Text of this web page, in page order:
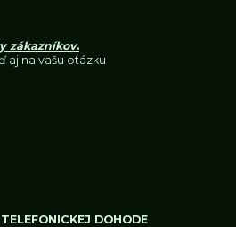
zákazníkov.
aj na vašu otázku
DOHODE